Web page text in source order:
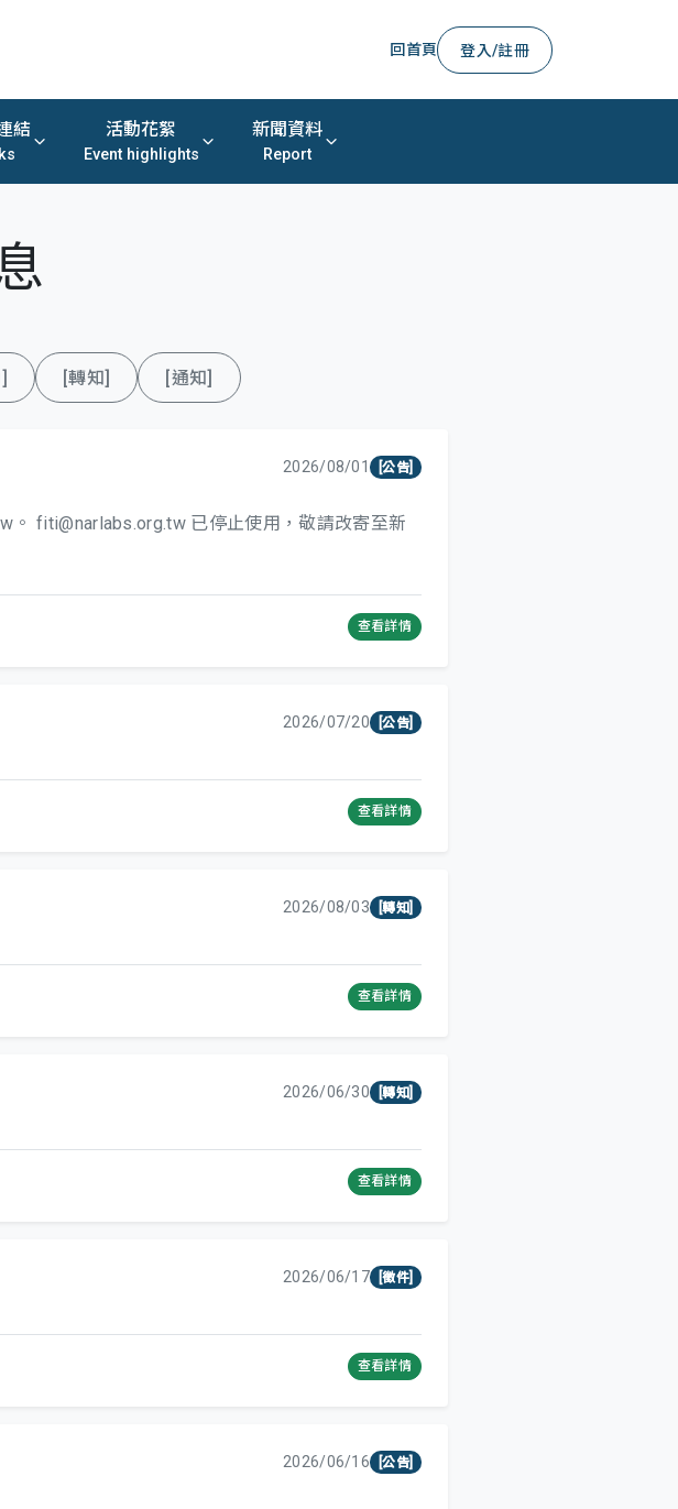
回首頁 登入/註冊
結 活動花絮
Event highlights
新聞資料
Report
[轉知] [通知]
2026/08/01 [公告]
。 fiti@narlabs.org.tw 已停止使用，敬請改寄至新
查看詳情
2026/07/20 [公告]
查看詳情
2026/08/03 [轉知]
查看詳情
2026/06/30 [轉知]
查看詳情
2026/06/17 [徵件]
查看詳情
2026/06/16 [公告]